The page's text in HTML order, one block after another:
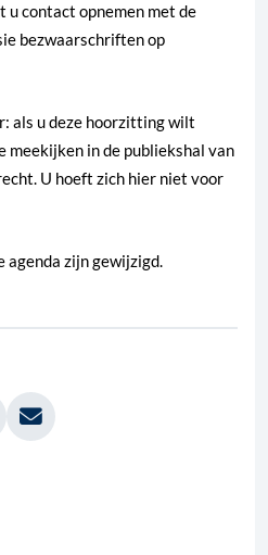
u contact opnemen met de
bezwaarschriften op
als u deze hoorzitting wilt
meekijken in de publiekshal van
U hoeft zich hier niet voor
agenda zijn gewijzigd.
in nieuw tabblad
opent in nieuw tabblad
LinkedIn, opent in nieuw tabblad
Deel via WhatsApp, opent in nieuw
Deel via Mail, opent in nieuw